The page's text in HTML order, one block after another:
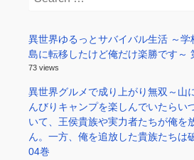
異世界ゆるっとサバイバル生活 ～学
島に転移したけど俺だけ楽勝です～
73 views
異世界グルメで成り上がり無双～山
んびりキャンプを楽しんでいたらい
いて、王侯貴族や実力者たちが俺を
ん。一方、俺を追放した貴族たちは
04巻